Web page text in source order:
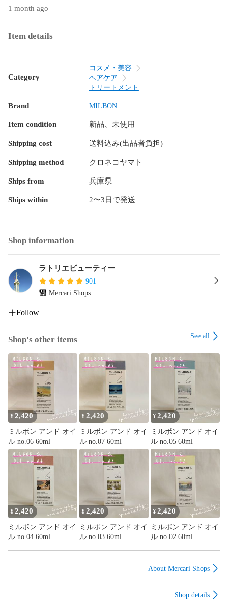
たやわらかなローズと海風を思わせるグリーンなシトラス＞
1 month ago
Item details
Category
コスメ・美容
ヘアケア
トリートメント
Brand MILBON
Item condition 新品、未使用
Shipping cost 送料込み(出品者負担)
Shipping method クロネコヤマト
Ships from 兵庫県
Ships within 2〜3日で発送
Shop information
ラトリエビューティー
901
Mercari Shops
Follow
Shop's other items See all
¥2,420
ミルボン アンド オイ
ル no.06 60ml
¥2,420
ミルボン アンド オイ
ル no.07 60ml
¥2,420
ミルボン アンド オイ
ル no.05 60ml
¥2,420
ミルボン アンド オイ
ル no.04 60ml
¥2,420
ミルボン アンド オイ
ル no.03 60ml
¥2,420
ミルボン アンド オイ
ル no.02 60ml
About Mercari Shops
Shop details